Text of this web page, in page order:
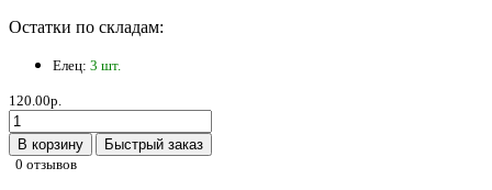
Остатки по складам:
Елец: 3 шт.
120.00р.
В корзину
Быстрый заказ
0 отзывов